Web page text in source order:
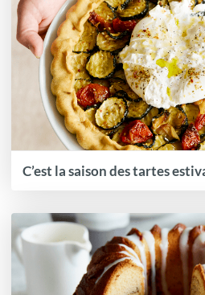
C’est la saison des tartes